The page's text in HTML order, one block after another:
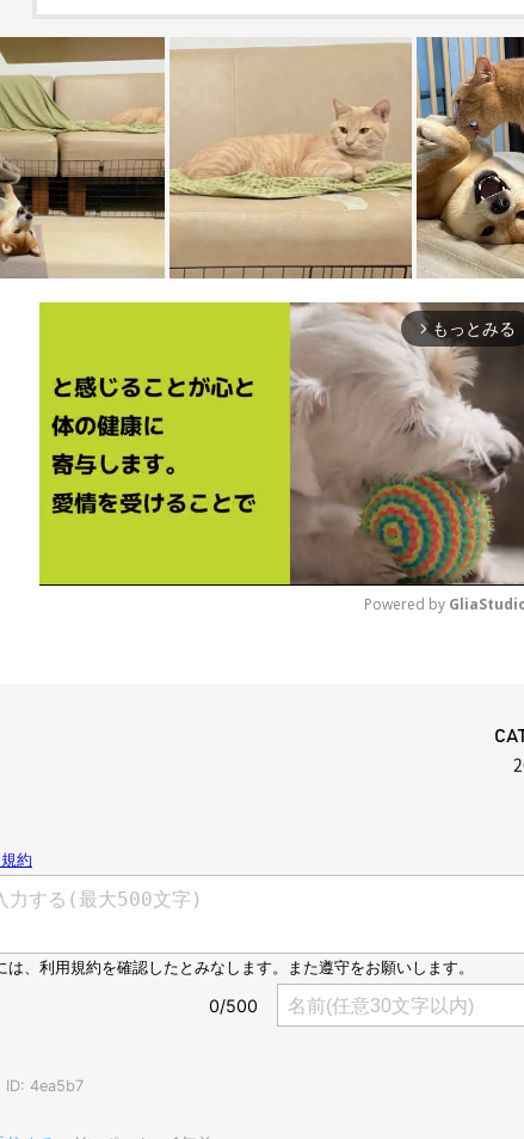
arrow_forward_ios もっとみる
Powered by